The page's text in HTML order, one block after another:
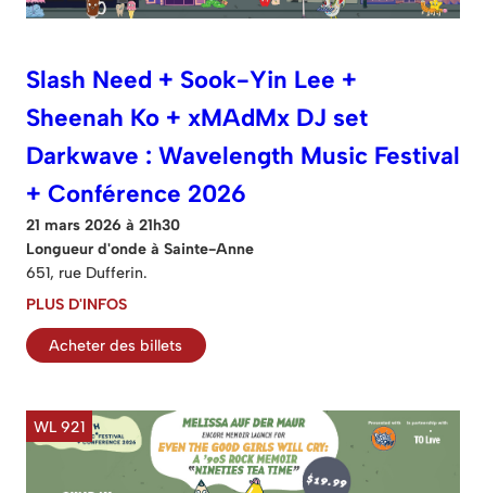
Slash Need + Sook-Yin Lee +
Sheenah Ko + xMAdMx DJ set
Darkwave : Wavelength Music Festival
+ Conférence 2026
21 mars 2026 à 21h30
Longueur d'onde à Sainte-Anne
651, rue Dufferin.
PLUS D'INFOS
Acheter des billets
WL 921